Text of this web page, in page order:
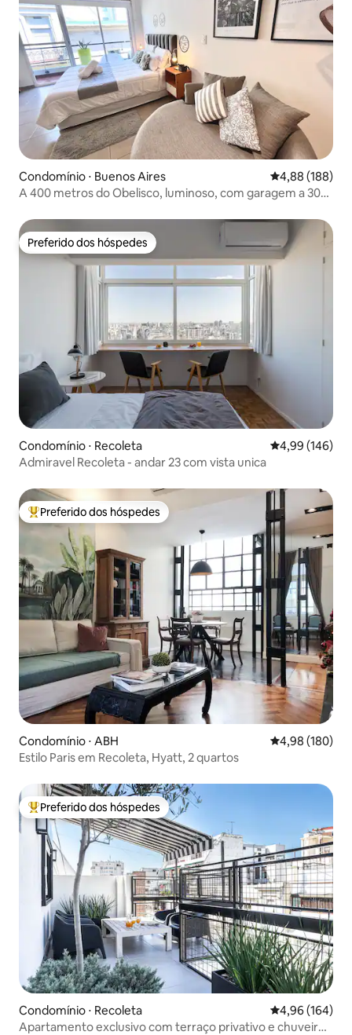
Condomínio ⋅ Buenos Aires 4,88 de uma
4,88 (188)
A 400 metros do Obelisco, luminoso, com garagem a 30
Preferido dos hóspedes
Preferido dos hóspedes
Condomínio ⋅ Recoleta 4,99 de uma
4,99 (146)
Admiravel Recoleta - andar 23 com vista unica
Entre os melhores preferidos dos hóspedes
Preferido dos hóspedes
Condomínio ⋅ ABH 4,98 de uma
4,98 (180)
Estilo Paris em Recoleta, Hyatt, 2 quartos
Entre os melhores preferidos dos hóspedes
Preferido dos hóspedes
Condomínio ⋅ Recoleta 4,96 de uma
4,96 (164)
Apartamento exclusivo com terraço privativo e chuveiro